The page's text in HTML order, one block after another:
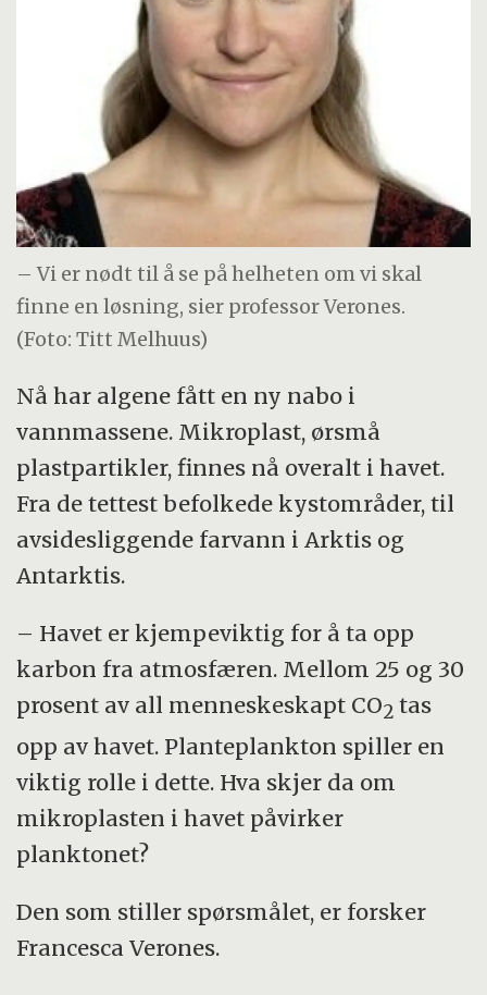
– Vi er nødt til å se på helheten om vi skal
finne en løsning, sier professor Verones.
(Foto: Titt Melhuus)
Nå har algene fått en ny nabo i
vannmassene. Mikroplast, ørsmå
plastpartikler, finnes nå overalt i havet.
Fra de tettest befolkede kystområder, til
avsidesliggende farvann i Arktis og
Antarktis.
– Havet er kjempeviktig for å ta opp
karbon fra atmosfæren. Mellom 25 og 30
prosent av all menneskeskapt CO2 tas
opp av havet. Planteplankton spiller en
viktig rolle i dette. Hva skjer da om
mikroplasten i havet påvirker
planktonet?
Den som stiller spørsmålet, er forsker
Francesca Verones.